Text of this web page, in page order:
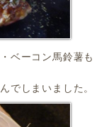
ベーコン馬鈴薯も
でしまいました。